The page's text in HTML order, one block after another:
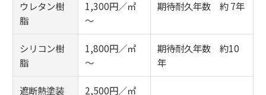
ウレタン樹
脂
1,300円／㎡
～
期待耐久年数 約 7年
シリコン樹
脂
1,800円／㎡
～
期待耐久年数 約10
年
遮断熱塗装 2,500円／㎡